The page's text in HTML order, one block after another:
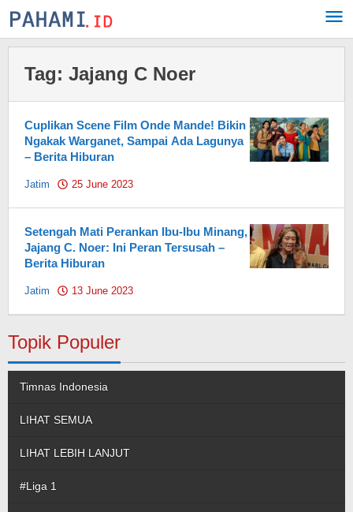
Skip
to
Tag: Jajang C Noer
Cuplikan Scene Film Onde Mande! Bikin
Ngakak Warganet, Sampai Ada Lagunya
– Berita Hiburan
Jatim 25 June 2023
Setengah Mati Perankan Ibu-Ibu Minang,
Jajang C. Noer: Ini Peran Tersusah –
Berita Hiburan
Jatim 13 June 2023
Topik Populer
Timnas Indonesia
LIHAT SEMUA
LIHAT LEBIH LANJUT
#Liga 1